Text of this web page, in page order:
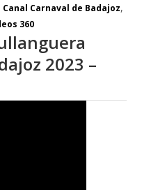
Canal Carnaval de Badajoz,
360
2023 –